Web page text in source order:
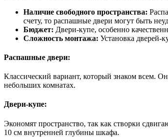
Наличие свободного пространства:
счету, то распашные двери могут быть
Бюджет: Двери-купе, особенно
Сложность монтажа: Установка дверей-
Распашные двери:
Классический вариант, который знаком всем.
небольших комнатах.
Двери-купе:
Экономят пространство, так как створки
10 см внутренней глубины шкафа.